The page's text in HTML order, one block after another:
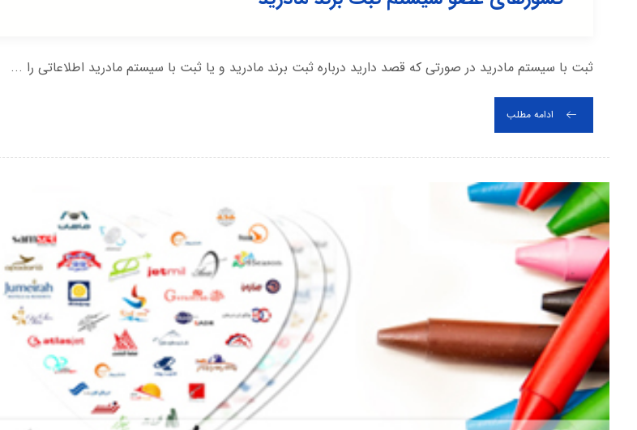
ثبت با سیستم مادرید در صورتی که قصد دارید درباره ثبت برند مادرید و یا ثبت با سیستم مادرید اطلاعاتی را ...
ادامه مطلب